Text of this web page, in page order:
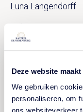
Deze website
We gebruiken
personaliseren, om
ons websiteverkeer
Luna Langendorff
Tel: +34137535392